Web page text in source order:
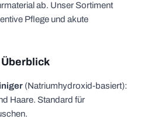
ab. Unser Sortiment
Pflege und akute
(Natriumhydroxid-basiert):
Haare. Standard für